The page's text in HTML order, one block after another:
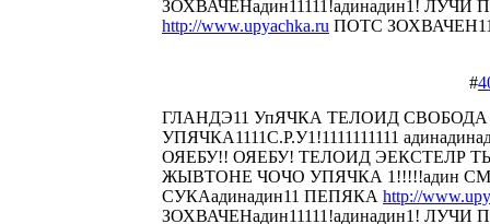
ЗОХВАЧЕНадин11111!адинадин1! ЛУЧИ
http://www.upyachka.ru ПОТС
#
ГЛАНДЭ11 УпЯЧКА ТЕЛОИД
УПЯЧКА1111С.Р.У1!1111111111
ОЯЕБУ!! ОЯЕБУ! ТЕЛОИД ЭЕКСТЕЛР
ЖЫВТОНЕ ЧОЧО УПЯЧКА 1!!!!!адин
СУКАадинадин11 ПЕПЯКА http://
ЗОХВАЧЕНадин11111!адинадин1! ЛУЧИ